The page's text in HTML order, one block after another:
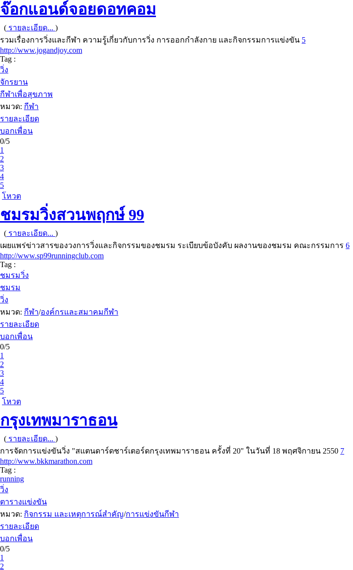
จ๊อกแอนด์จอยดอทคอม
( รายละเอียด... )
รวมเรื่องการวิ่งและกีฬา ความรู้เกี่ยวกับการวิ่ง การออกกำลังกาย และกิจกรรมการแข่งขัน 5
http://www.jogandjoy.com
Tag :
วิ่ง
จักรยาน
กีฬาเพื่อสุขภาพ
หมวด: กีฬา
รายละเอียด
บอกเพื่อน
0/5
1
2
3
4
5
โหวต
ชมรมวิ่งสวนพฤกษ์ 99
( รายละเอียด... )
เผยแพร่ข่าวสารของวงการวิ่งและกิจกรรมของชมรม ระเบียบข้อบังคับ ผลงานของชมรม คณะกรรมการ 6
http://www.sp99runningclub.com
Tag :
ชมรมวิ่ง
ชมรม
วิ่ง
หมวด: กีฬา/องค์กรและสมาคมกีฬา
รายละเอียด
บอกเพื่อน
0/5
1
2
3
4
5
โหวต
กรุงเทพมาราธอน
( รายละเอียด... )
การจัดการแข่งขันวิ่ง "สแตนดาร์ดชาร์เตอร์ดกรุงเทพมาราธอน ครั้งที่ 20" ในวันที่ 18 พฤศจิกายน 2550 7
http://www.bkkmarathon.com
Tag :
running
วิ่ง
ตารางแข่งขัน
หมวด: กิจกรรม และเหตุการณ์สำคัญ/การแข่งขันกีฬา
รายละเอียด
บอกเพื่อน
0/5
1
2